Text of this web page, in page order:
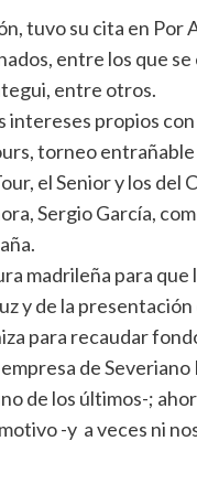
tuvo su cita en
entre los que
entre otros.
propios
torneo
el Senior y los
Sergio García,
madrileña para
y de la
para recaudar
de
de los últimos-;
-y a veces ni